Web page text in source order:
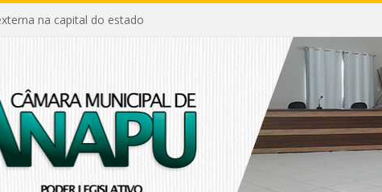
na capital do estado